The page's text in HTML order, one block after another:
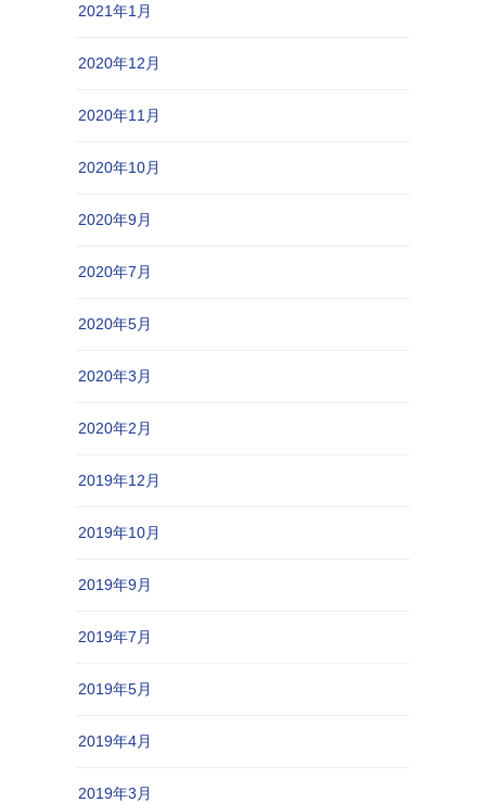
2021年1月
2020年12月
2020年11月
2020年10月
2020年9月
2020年7月
2020年5月
2020年3月
2020年2月
2019年12月
2019年10月
2019年9月
2019年7月
2019年5月
2019年4月
2019年3月